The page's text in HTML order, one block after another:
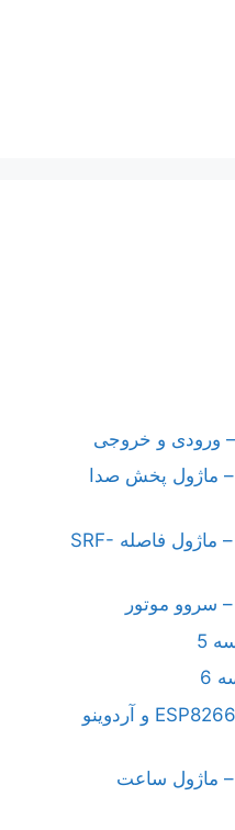
آموزش آردوینو جلسه 2 – ماژول پخش صدا
آموزش آردوینو جلسه 3 – ماژول فاصله SRF-
ریموت آنلاین اینترنتی با ESP8266 و آردوینو
آموزش آردوینو جلسه 8 – ماژول ساعت